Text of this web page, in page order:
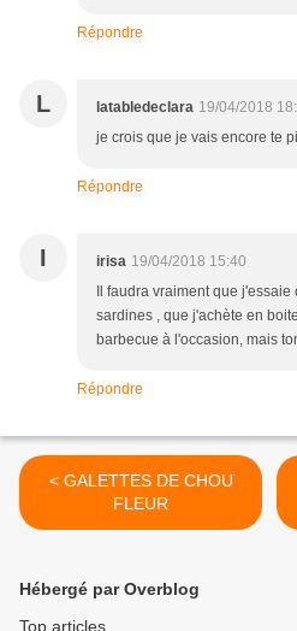
Répondre
L latabledeclara 19/04/2018
je crois que je vais encore te
Répondre
I irisa 19/04/2018 15:40
Il faudra vraiment que
sardines , que j'achète en
barbecue à l'occasion, mais
Répondre
< GALETTES DE CHOU
FLEUR
Hébergé par Overblog
Top articles